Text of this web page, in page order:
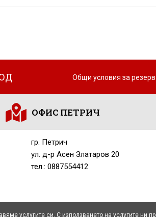
Общи условия за
ОФИС ПЕТРИЧ
гр. Петрич
ул. д-р Асен Златаров 20
тел.: 0887554412
услугите си. С използването на услугите ни